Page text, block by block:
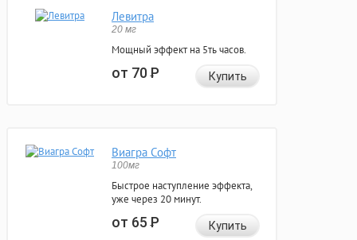
Левитра
20 мг
Мощный эффект на 5ть часов.
от 70Р Купить
Виагра Софт
100мг
Быстрое наступление эффекта,
уже через 20 минут.
от 65Р Купить